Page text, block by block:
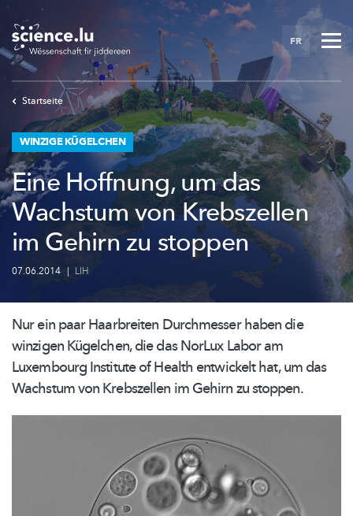
Skip
main
content
FR
Startseite
WINZIGE KÜGELCHEN
Eine Hoffnung, um das
Wachstum von Krebszellen
im Gehirn zu stoppen
07.06.2014 | LIH
Nur ein paar Haarbreiten Durchmesser haben die
winzigen Kügelchen, die das NorLux Labor am
Luxembourg Institute of Health entwickelt hat, um das
Wachstum von Krebszellen im Gehirn zu stoppen.